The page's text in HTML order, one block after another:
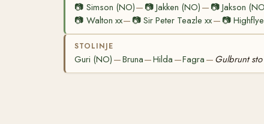
📷 Simson (NO)— 📷Jakken (NO) — 📷Jakson
📷 Walton xx— 📷Sir Peter Teazle xx— 📷
STOLINJE
Guri (NO) —Bruna—Hilda —Fagra — Gulbrunt sto